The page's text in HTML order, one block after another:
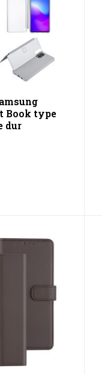
Book type
dur